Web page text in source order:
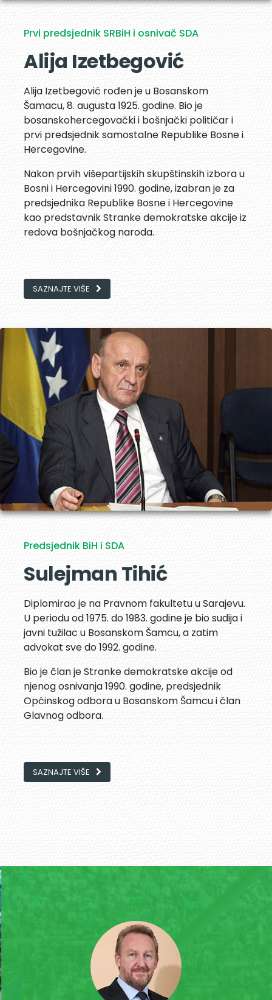
Prvi predsjednik SRBiH i osnivač SDA
Alija Izetbegović
Alija Izetbegović rođen je u Bosanskom
Šamacu, 8. augusta 1925. godine. Bio je
bosanskohercegovački i bošnjački političar i
prvi predsjednik samostalne Republike Bosne i
Hercegovine.
Nakon prvih višepartijskih skupštinskih izbora u
Bosni i Hercegovini 1990. godine, izabran je za
predsjednika Republike Bosne i Hercegovine
kao predstavnik Stranke demokratske akcije iz
redova bošnjačkog naroda.
SAZNAJTE VIŠE
Predsjednik BiH i SDA
Sulejman Tihić
Diplomirao je na Pravnom fakultetu u Sarajevu.
U periodu od 1975. do 1983. godine je bio sudija i
javni tužilac u Bosanskom Šamcu, a zatim
advokat sve do 1992. godine.
Bio je član je Stranke demokratske akcije od
njenog osnivanja 1990. godine, predsjednik
Općinskog odbora u Bosanskom Šamcu i član
Glavnog odbora.
SAZNAJTE VIŠE